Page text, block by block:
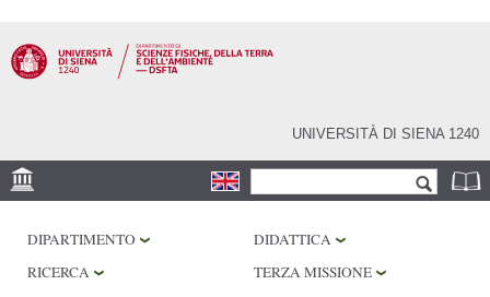
contenuto
principale
UNIVERSITÀ DI SIENA 1240
Form di ricerca
MUSEI
DIPARTIMENTO
DIDATTICA
RICERCA
TERZA MISSIONE